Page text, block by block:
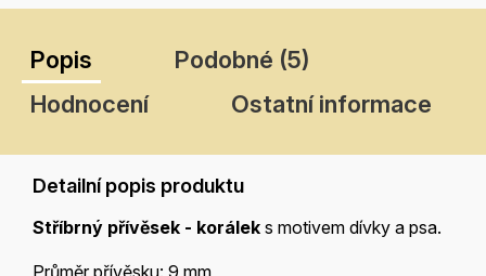
Popis
Podobné (5)
Hodnocení
Ostatní informace
Detailní popis produktu
Stříbrný přívěsek - korálek s motivem dívky a psa.